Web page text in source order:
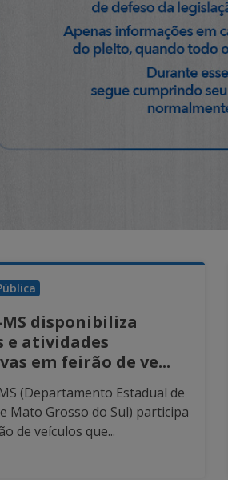
disponibiliza
e atividades
em feirão de ve...
(Departamento Estadual de
Mato Grosso do Sul) participa
de veículos que...